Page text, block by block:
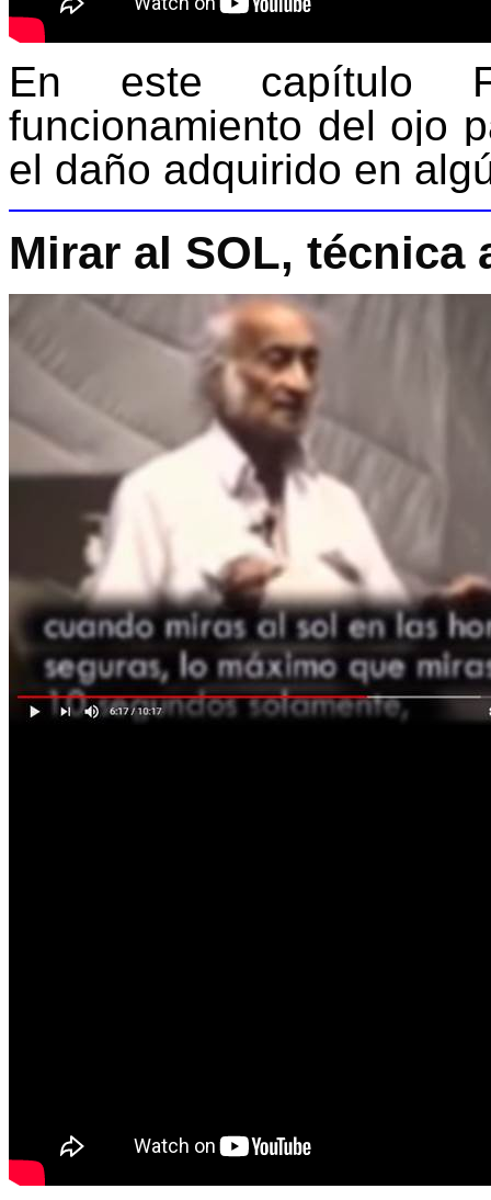
En este capítulo
funcionamiento del ojo
el daño adquirido en
Mirar al SOL, técnica